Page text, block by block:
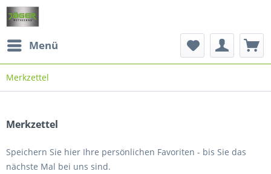
Menü
Merkzettel
Merkzettel
Speichern Sie hier Ihre persönlichen Favoriten - bis Sie das
nächste Mal bei uns sind.